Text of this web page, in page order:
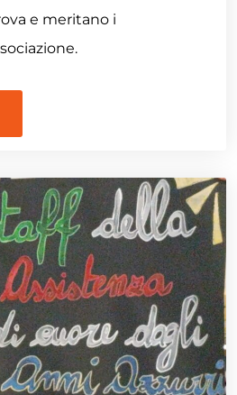
e meritano i